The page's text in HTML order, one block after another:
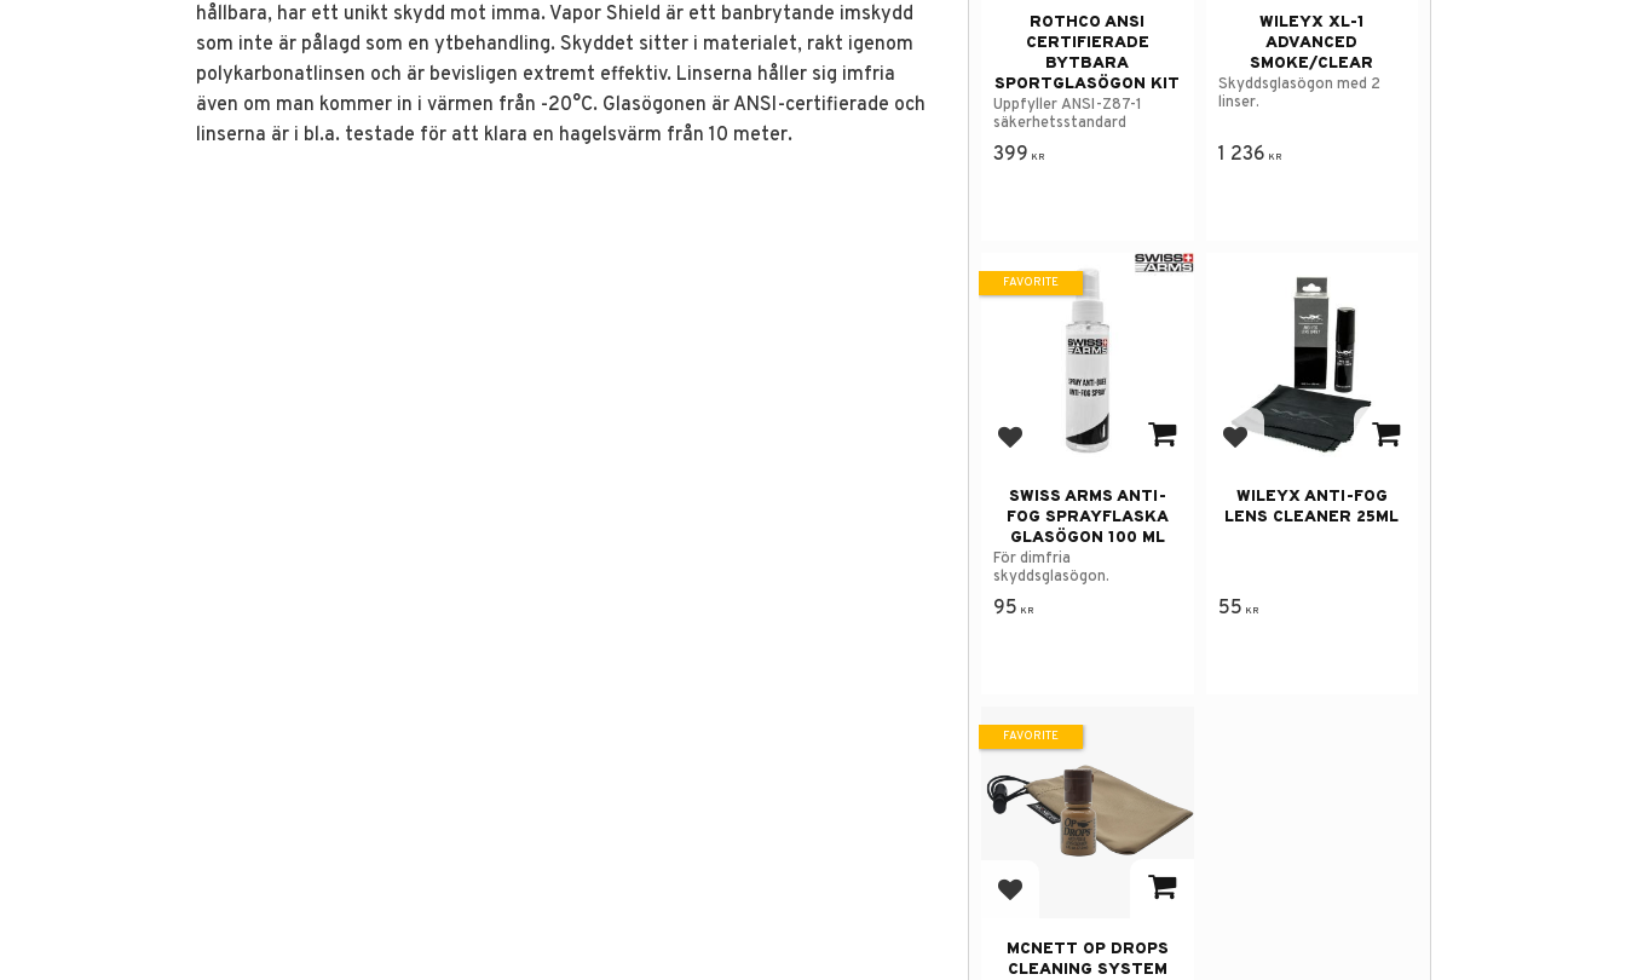
hållbara, har ett unikt skydd mot imma. Vapor Shield är ett banbrytande imskydd
som inte är pålagd som en ytbehandling. Skyddet sitter i materialet, rakt igenom
polykarbonatlinsen och är bevisligen extremt effektiv. Linserna håller sig imfria
även om man kommer in i värmen från -20°C. Glasögonen är ANSI-certifierade och
linserna är i bl.a. testade för att klara en hagelsvärm från 10 meter.
ROTHCO ANSI
CERTIFIERADE
BYTBARA
SPORTGLASÖGON KIT
Uppfyller ANSI-Z87-1
säkerhetsstandard
399 KR
WILEYX XL-1
ADVANCED
SMOKE/CLEAR
Skyddsglasögon med 2
linser.
1 236 KR
Add to favorites
SWISS ARMS ANTI-
FOG SPRAYFLASKA
GLASÖGON 100 ML
För dimfria
skyddsglasögon.
95 KR
FAVORITE
Add to favorites
WILEYX ANTI-FOG
LENS CLEANER 25ML
55 KR
Add to favorites
MCNETT OP DROPS
CLEANING SYSTEM
FAVORITE